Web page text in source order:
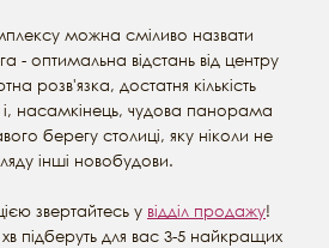
можна сміливо назвати
- оптимальна відстань від центру
розв'язка, достатня кількість
і, насамкінець, чудова панорама
берегу столиці, яку ніколи не
інші новобудови.
звертайтесь у відділ продажу!
підберуть для вас 3-5 найкращих